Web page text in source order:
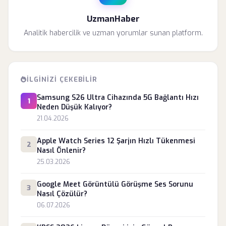
UzmanHaber
Analitik habercilik ve uzman yorumlar sunan platform.
İLGINIZI ÇEKEBILIR
1
Samsung S26 Ultra Cihazında 5G Bağlantı Hızı
Neden Düşük Kalıyor?
21.04.2026
2
Apple Watch Series 12 Şarjın Hızlı Tükenmesi
Nasıl Önlenir?
25.03.2026
3
Google Meet Görüntülü Görüşme Ses Sorunu
Nasıl Çözülür?
06.07.2026